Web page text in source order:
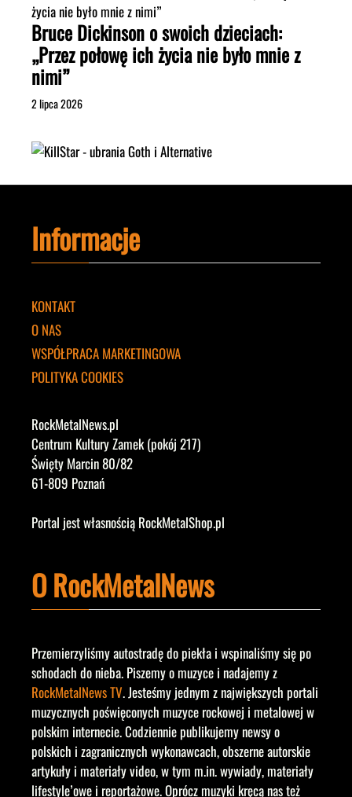
Bruce Dickinson o swoich dzieciach:
„Przez połowę ich życia nie było mnie z
nimi”
2 lipca 2026
Informacje
KONTAKT
O NAS
WSPÓŁPRACA MARKETINGOWA
POLITYKA COOKIES
RockMetalNews.pl
Centrum Kultury Zamek (pokój 217)
Święty Marcin 80/82
61-809 Poznań
Portal jest własnością RockMetalShop.pl
O RockMetalNews
Przemierzyliśmy autostradę do piekła i wspinaliśmy się po
schodach do nieba. Piszemy o muzyce i nadajemy z
RockMetalNews TV. Jesteśmy jednym z największych portali
muzycznych poświęconych muzyce rockowej i metalowej w
polskim internecie. Codziennie publikujemy newsy o
polskich i zagranicznych wykonawcach, obszerne autorskie
artykuły i materiały video, w tym m.in. wywiady, materiały
lifestyle’owe i reportażowe. Oprócz muzyki kręcą nas też